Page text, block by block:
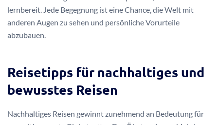
lernbereit. Jede Begegnung ist eine Chance, die Welt mit
anderen Augen zu sehen und persönliche Vorurteile
abzubauen.
Reisetipps für nachhaltiges und
bewusstes Reisen
Nachhaltiges Reisen gewinnt zunehmend an Bedeutung für